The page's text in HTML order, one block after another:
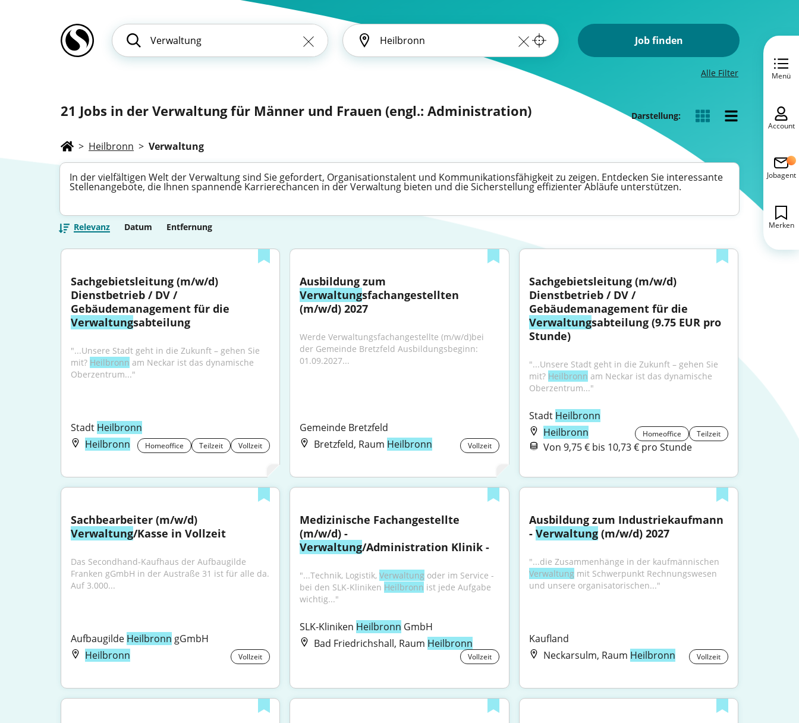
Job finden
Alle Filter
21 Jobs in der Verwaltung für Männer und Frauen (engl.: Administration) Darstellung:
> Heilbronn > Verwaltung
In der vielfältigen Welt der Verwaltung sind Sie gefordert, Organisationstalent und Kommunikationsfähigkeit zu zeigen. Entdecken Sie interessante
Stellenangebote, die Ihnen spannende Karrierechancen in der Verwaltung bieten und die Sicherstellung effizienter Abläufe unterstützen.
Relevanz Datum Entfernung
Sachgebietsleitung (m/w/d)
Dienstbetrieb / DV /
Verwaltungsabteilung
"...Unsere Stadt geht in die Zukunft – gehen Sie
mit? Heilbronn am Neckar ist das dynamische
Oberzentrum..."
Stadt Heilbronn
Heilbronn
Homeoffice Teilzeit Vollzeit
Verwaltungsfachangestellten
(m/w/d) 2027
Werde Verwaltungsfachangestellte (m/w/d)bei
der Gemeinde Bretzfeld Ausbildungsbeginn:
01.09.2027...
Gemeinde Bretzfeld
Bretzfeld, Raum Heilbronn Vollzeit
Sachgebietsleitung (m/w/d)
Dienstbetrieb / DV /
Verwaltungsabteilung (9.75 EUR pro
Stunde)
"...Unsere Stadt geht in die Zukunft – gehen Sie
mit? Heilbronn am Neckar ist das dynamische
Oberzentrum..."
Stadt Heilbronn
Heilbronn
Homeoffice Teilzeit
Von 9,75 € bis 10,73 € pro Stunde
Verwaltung/Kasse in Vollzeit
Das Secondhand-Kaufhaus der Aufbaugilde
Franken gGmbH in der Austraße 31 ist für alle da.
Auf 3.000...
Aufbaugilde Heilbronn gGmbH
Heilbronn
Vollzeit
Medizinische Fachangestellte
Verwaltung/Administration Klinik -
"...Technik, Logistik, Verwaltung oder im Service -
bei den SLK-Kliniken Heilbronn ist jede Aufgabe
wichtig..."
SLK-Kliniken Heilbronn GmbH
Bad Friedrichshall, Raum Heilbronn
Vollzeit
Ausbildung zum Industriekaufmann
- Verwaltung (m/w/d) 2027
Verwaltung mit Schwerpunkt Rechnungswesen
und unsere organisatorischen..."
Kaufland
Neckarsulm, Raum Heilbronn Vollzeit
Menü
Account
Jobagent
Merken